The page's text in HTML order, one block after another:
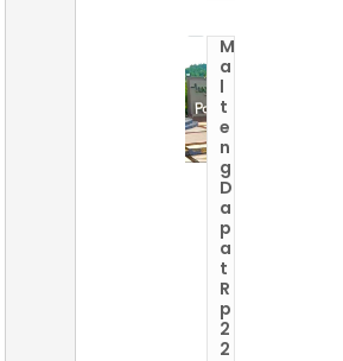
M
a
l
t
e
n
g
D
a
p
a
t
R
p
2
2